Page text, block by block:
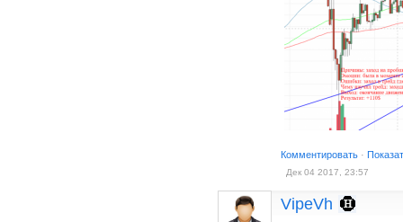
Комментировать ·
Дек 04 2017, 23:57
VipeVh